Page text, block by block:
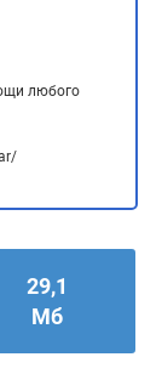
любого
29,1
Мб